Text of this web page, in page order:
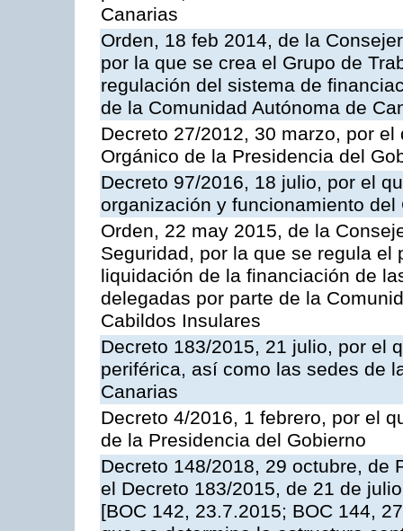
Canarias
Orden, 18 feb 2014, de la
por la que se crea el Grupo de
regulación del sistema de
de la Comunidad Autónoma de
Decreto 27/2012, 30 marzo, por
Orgánico de la Presidencia del
Decreto 97/2016, 18 julio, por el
organización y funcionamiento
Orden, 22 may 2015, de la
Seguridad, por la que se regula
liquidación de la financiación de
delegadas por parte de la
Cabildos Insulares
Decreto 183/2015, 21 julio, por el
periférica, así como las sedes de
Canarias
Decreto 4/2016, 1 febrero, por el
de la Presidencia del Gobierno
Decreto 148/2018, 29 octubre, de
el Decreto 183/2015, de 21 de julio
[BOC 142, 23.7.2015; BOC 144,